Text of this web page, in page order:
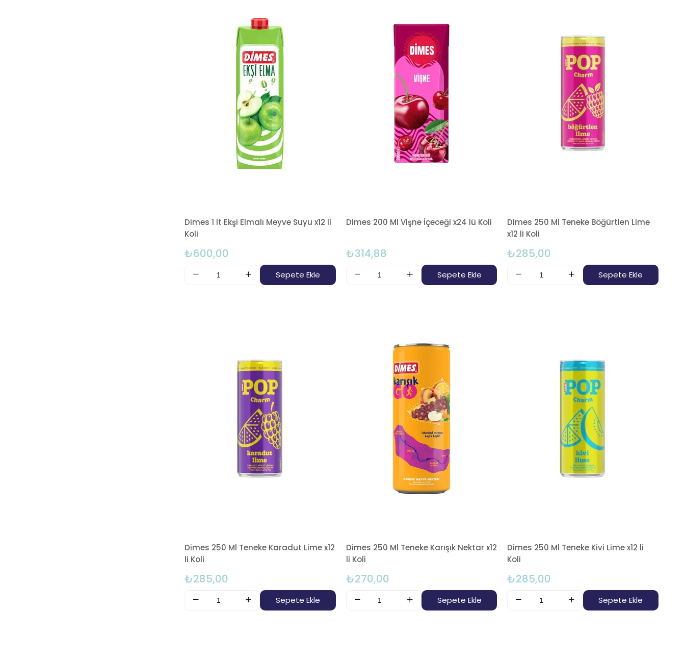
Dimes 1 lt Ekşi Elmalı Meyve Suyu x12 li
Koli
₺600,00
Sepete Ekle
Dimes 200 Ml Vişne İçeceği x24 lü Koli
₺314,88
Sepete Ekle
Dimes 250 Ml Teneke Böğürtlen Lime
x12 li Koli
₺285,00
Sepete Ekle
Dimes 250 Ml Teneke Karadut Lime x12
li Koli
₺285,00
Sepete Ekle
Dimes 250 Ml Teneke Karışık Nektar x12
li Koli
₺270,00
Sepete Ekle
Dimes 250 Ml Teneke Kivi Lime x12 li
Koli
₺285,00
Sepete Ekle